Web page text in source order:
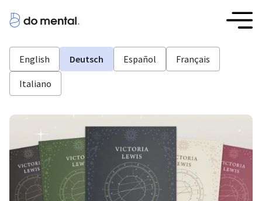
English Deutsch Español Français
Italiano